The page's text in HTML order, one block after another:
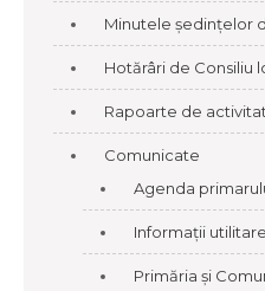
Minutele ședințelor
Hotărâri de Consiliu
Rapoarte de
Comunicate
Agenda
Informații utilitare
Primăria și